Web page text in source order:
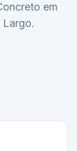
em
Largo.